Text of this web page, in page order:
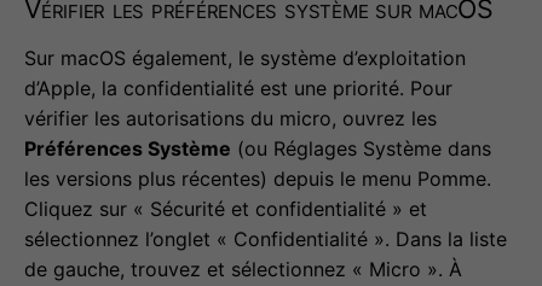
Vérifier les préférences système sur macOS
Sur macOS également, le système d’exploitation
d’Apple, la confidentialité est une priorité. Pour
vérifier les autorisations du micro, ouvrez les
Préférences Système (ou Réglages Système dans
les versions plus récentes) depuis le menu Pomme.
Cliquez sur « Sécurité et confidentialité » et
sélectionnez l’onglet « Confidentialité ». Dans la liste
de gauche, trouvez et sélectionnez « Micro ». À